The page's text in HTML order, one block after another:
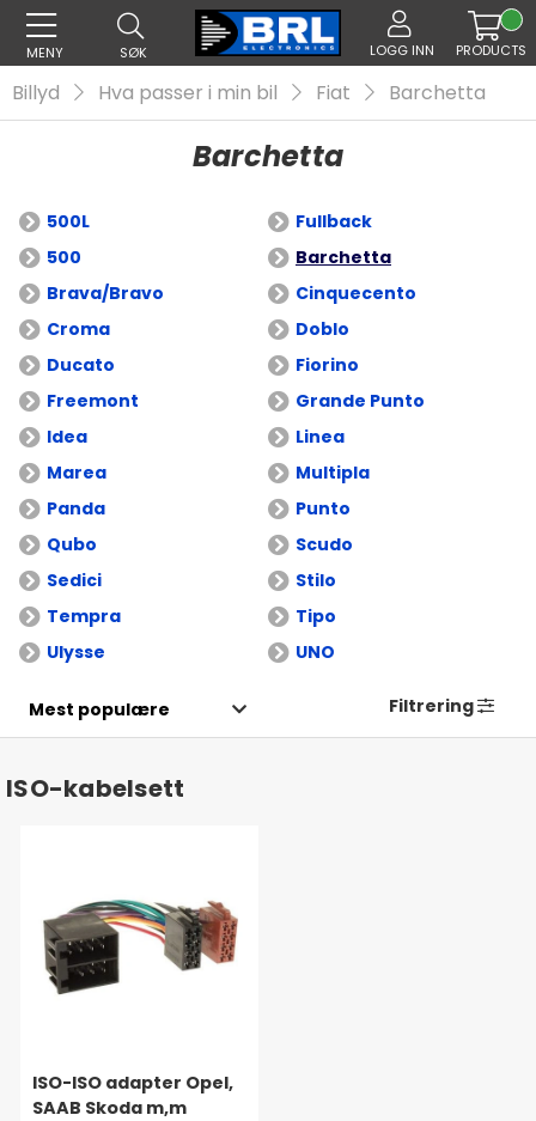
MENY SØK LOGG INN PRODUCTS
Billyd Hva passer i min bil Fiat Barchetta
Barchetta
500L
Fullback
500
Barchetta
Brava/Bravo
Cinquecento
Croma
Doblo
Ducato
Fiorino
Freemont
Grande Punto
Idea
Linea
Marea
Multipla
Panda
Punto
Qubo
Scudo
Sedici
Stilo
Tempra
Tipo
Ulysse
UNO
Filtrering
ISO-kabelsett
ISO-ISO adapter Opel,
SAAB Skoda m,m